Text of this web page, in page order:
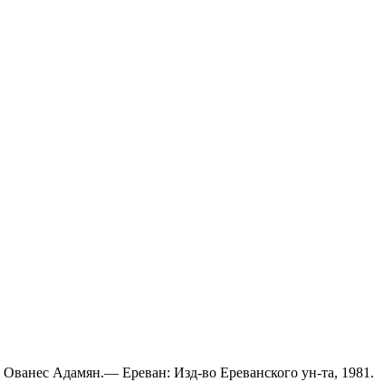
Ованес Адамян.— Ереван: Изд-во Ереванского ун-та, 1981.